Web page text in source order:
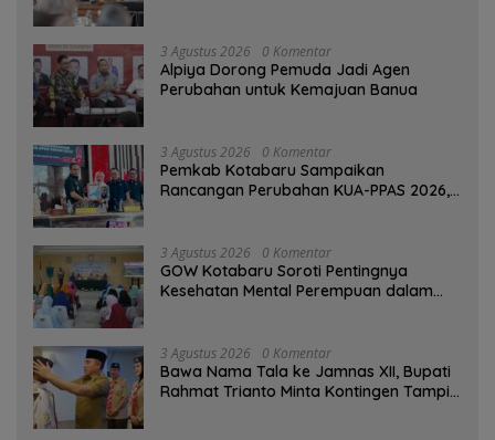
3 Agustus 2026 0 Komentar
‎Alpiya Dorong Pemuda Jadi Agen
Perubahan untuk Kemajuan Banua ‎
3 Agustus 2026 0 Komentar
Pemkab Kotabaru Sampaikan
Rancangan Perubahan KUA-PPAS 2026,
3 Agustus 2026 0 Komentar
GOW Kotabaru Soroti Pentingnya
Kesehatan Mental Perempuan dalam
3 Agustus 2026 0 Komentar
Bawa Nama Tala ke Jamnas XII, Bupati
Rahmat Trianto Minta Kontingen Tampil